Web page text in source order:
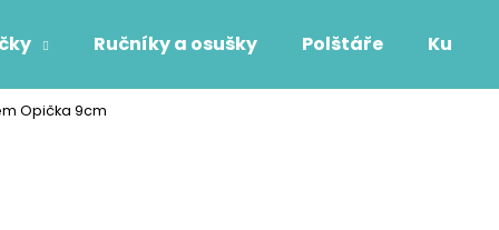
Ručníky a osušky Polštáře
Opička 9cm
Co potřebujete najít?